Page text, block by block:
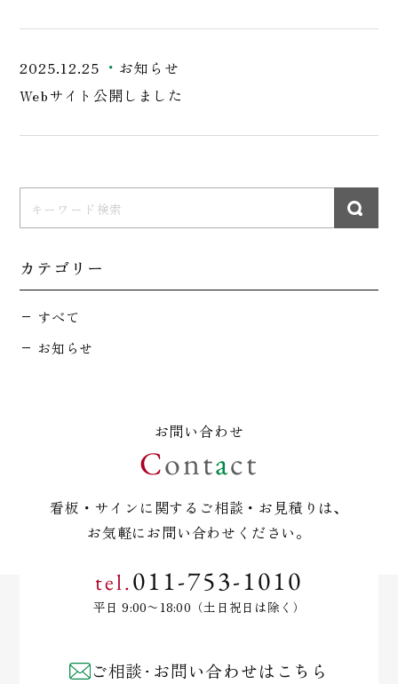
2025.12.25
お知らせ
Webサイト公開しました
カテゴリー
すべて
お知らせ
お問い合わせ
Contact
看板・サインに関するご相談・お見積りは、
お気軽にお問い合わせください。
tel.011-753-1010
平日 9:00〜18:00（土日祝日は除く）
ご相談･お問い合わせはこちら